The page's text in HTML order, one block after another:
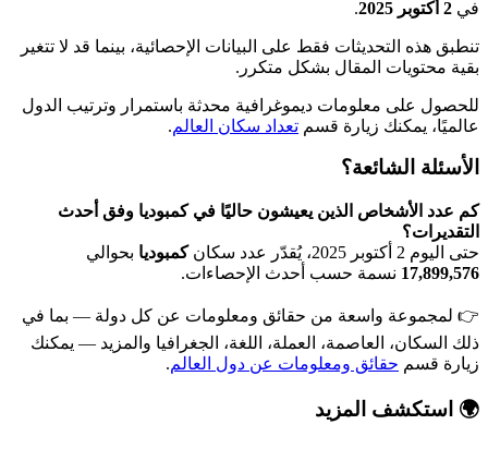
.
هذه التحديثات فقط على البيانات الإحصائية، بينما قد لا تتغير
محتويات المقال بشكل متكرر.
على معلومات ديموغرافية محدثة باستمرار وترتيب الدول
يمكنك زيارة قسمتعداد سكان العالم .
الشائعة؟
الأشخاص الذين يعيشون حاليًا في كمبوديا وفق أحدث
2025، يُقدّر عدد سكان
كمبوديابحوالي
نسمة حسب أحدث الإحصاءات.
واسعة من حقائق ومعلومات عن كل دولة — بما في
العاصمة، العملة، اللغة، الجغرافيا والمزيد — يمكنك
قسمحقائق ومعلومات عن دول العالم .
المزيد